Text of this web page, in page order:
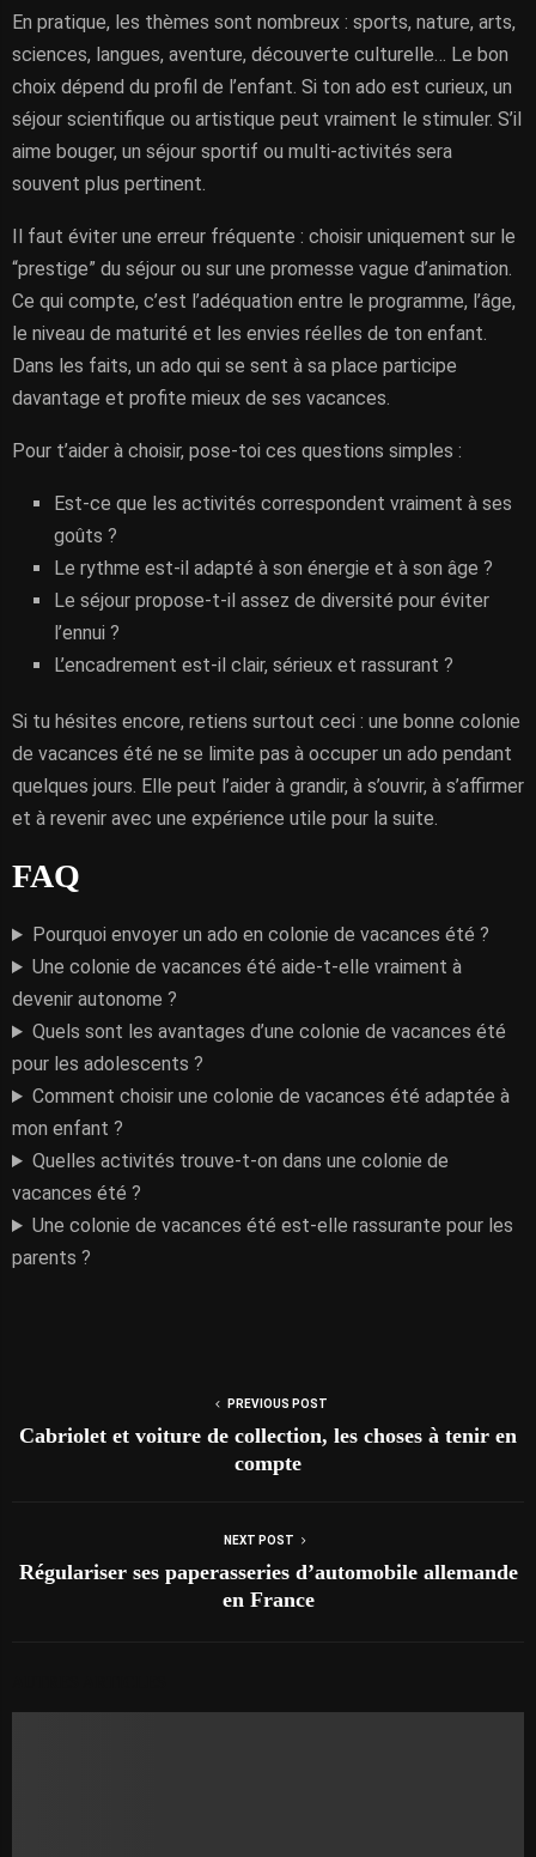
En pratique, les thèmes sont nombreux : sports, nature, arts,
sciences, langues, aventure, découverte culturelle… Le bon
choix dépend du profil de l’enfant. Si ton ado est curieux, un
séjour scientifique ou artistique peut vraiment le stimuler. S’il
aime bouger, un séjour sportif ou multi-activités sera
souvent plus pertinent.
Il faut éviter une erreur fréquente : choisir uniquement sur le
“prestige” du séjour ou sur une promesse vague d’animation.
Ce qui compte, c’est l’adéquation entre le programme, l’âge,
le niveau de maturité et les envies réelles de ton enfant.
Dans les faits, un ado qui se sent à sa place participe
davantage et profite mieux de ses vacances.
Pour t’aider à choisir, pose-toi ces questions simples :
Est-ce que les activités correspondent vraiment à ses
goûts ?
Le rythme est-il adapté à son énergie et à son âge ?
Le séjour propose-t-il assez de diversité pour éviter
l’ennui ?
L’encadrement est-il clair, sérieux et rassurant ?
Si tu hésites encore, retiens surtout ceci : une bonne colonie
de vacances été ne se limite pas à occuper un ado pendant
quelques jours. Elle peut l’aider à grandir, à s’ouvrir, à s’affirmer
et à revenir avec une expérience utile pour la suite.
FAQ
Pourquoi envoyer un ado en colonie de vacances été ?
Une colonie de vacances été aide-t-elle vraiment à
devenir autonome ?
Quels sont les avantages d’une colonie de vacances été
pour les adolescents ?
Comment choisir une colonie de vacances été adaptée à
mon enfant ?
Quelles activités trouve-t-on dans une colonie de
vacances été ?
Une colonie de vacances été est-elle rassurante pour les
parents ?
PREVIOUS POST
Cabriolet et voiture de collection, les choses à tenir en
compte
NEXT POST
Régulariser ses paperasseries d’automobile allemande
en France